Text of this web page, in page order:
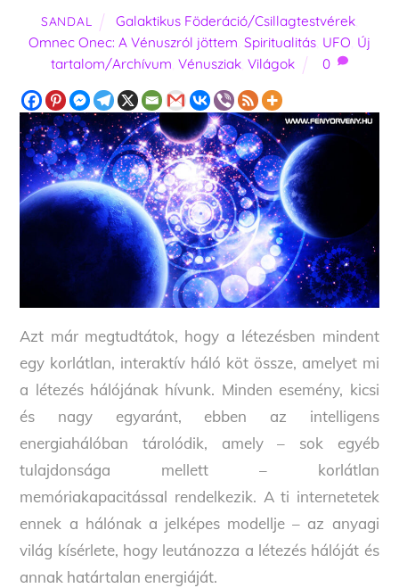
SANDAL Galaktikus Föderáció/Csillagtestvérek,
Omnec Onec: A Vénuszról jöttem Spiritualitás UFO Új
tartalom/Archívum ,Vénusziak ,Világok 0
Azt már megtudtátok, hogy a létezésben mindent
egy korlátlan, interaktív háló köt össze, amelyet mi
a létezés hálójának hívunk. Minden esemény, kicsi
és nagy egyaránt, ebben az intelligens
energiahálóban tárolódik, amely – sok egyéb
tulajdonsága mellett – korlátlan
memóriakapacitással rendelkezik. A ti internetetek
ennek a hálónak a jelképes modellje – az anyagi
világ kísérlete, hogy leutánozza a létezés hálóját és
annak határtalan energiáját.